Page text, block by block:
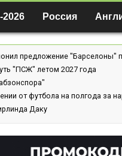
Россия
предложение "Барселоны"
"ПСЖ" летом 2027 года
от футбола на полгода за
Даку